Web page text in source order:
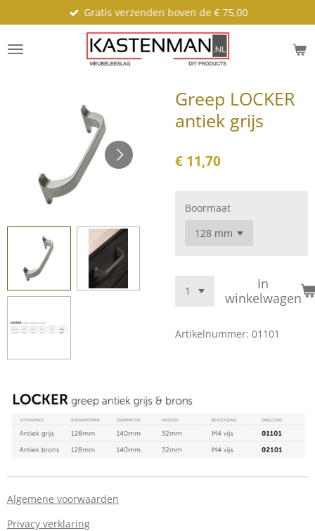
direct
naar
de
Gratis verzenden boven de € 75,00
Greep LOCKER
antiek grijs
€ 11,70
Boormaat
In
winkelwagen
Artikelnummer: 01101
Algemene voorwaarden
Privacy verklaring